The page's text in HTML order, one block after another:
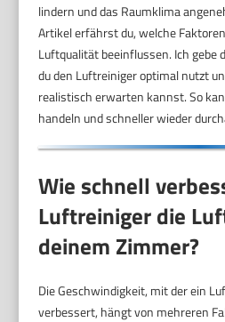
lindern und das Raumklima
Artikel erfährst du, welche
Luftqualität beeinflussen. Ich gebe
du den Luftreiniger optimal nutzt
realistisch erwarten kannst. So
handeln und schneller wieder
Wie schnell
Luftreiniger die
deinem Zimmer?
Die Geschwindigkeit, mit der ein
verbessert, hängt von mehreren